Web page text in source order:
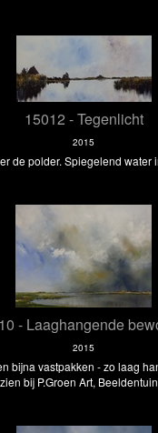
15012 - Tegenlicht
2015
de polder. Spiegelend water
- Laaghangende
2015
bijna vastpakken - zo laag
bij P.Groen Art,